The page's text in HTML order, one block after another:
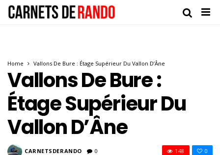
Home Vallons De Bure : Étage Supérieur Du Vallon D’Âne
Vallons De Bure :
Étage Supérieur Du
Vallon D’Âne
CARNETSDERANDO 0 0
148